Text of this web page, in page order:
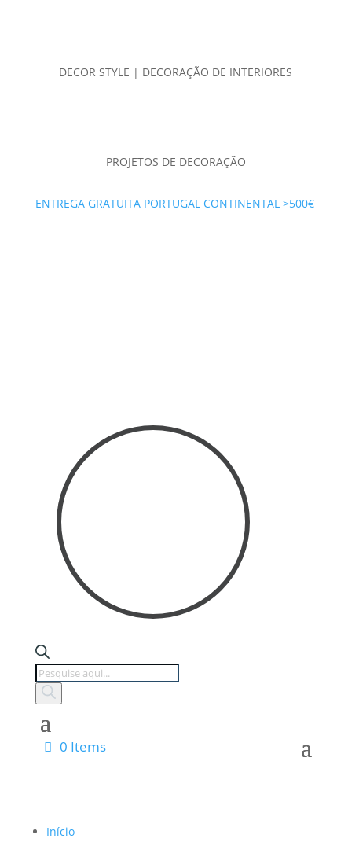
DECOR STYLE | DECORAÇÃO DE INTERIORES
PROJETOS DE DECORAÇÃO
ENTREGA GRATUITA PORTUGAL CONTINENTAL >500€
Products
search
0 Items
Início